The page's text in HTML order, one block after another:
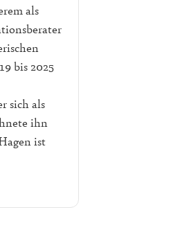
als
bis 2025
sich als
ihn
ist